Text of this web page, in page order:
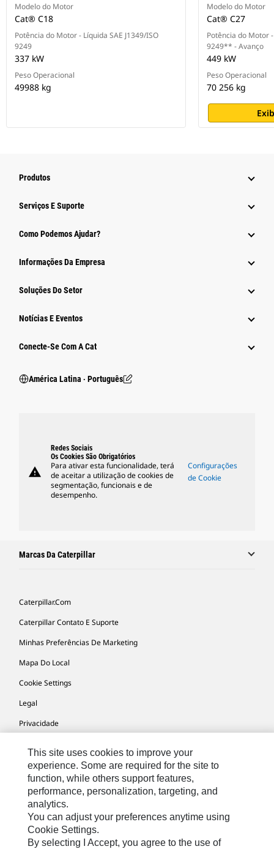
Modelo do Motor
Cat® C18
Potência do Motor - Líquida SAE J1349/ISO
9249
337 kW
Peso Operacional
49988 kg
Modelo do Motor
Cat® C27
Potência do Motor
9249** - Avanço
449 kW
Peso Operacional
70 256 kg
Produtos
Serviços E Suporte
Como Podemos Ajudar?
Informações Da Empresa
Soluções Do Setor
Notícias E Eventos
Conecte-Se Com A Cat
América Latina ‧ Português
warning
Redes Sociais
Os Cookies São Obrigatórios
Para ativar esta funcionalidade, terá
de aceitar a utilização de cookies de
segmentação, funcionais e de
desempenho.
Configurações
de Cookie
Marcas Da Caterpillar
Caterpillar.com
Caterpillar Contato E Suporte
Minhas Preferências De Marketing
Mapa Do Local
Cookie Settings
Legal
Privacidade
South America -
Portuguese
© 2026 Caterpillar. Todos os direitos
reservados.
This site uses cookies to improve your
experience. Some are required for the site to
function, while others support features,
performance, personalization, targeting, and
analytics.
You can adjust your preferences anytime using
Cookie Settings.
By selecting I Accept, you agree to the use of